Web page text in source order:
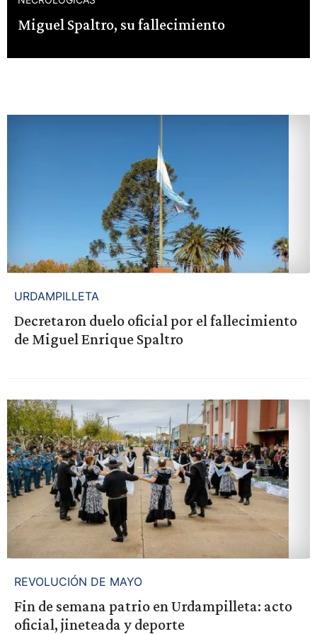
Miguel Spaltro, su fallecimiento
URDAMPILLETA
Decretaron duelo oficial por el fallecimiento
de Miguel Enrique Spaltro
REVOLUCIÓN DE MAYO
Fin de semana patrio en Urdampilleta: acto
oficial, jineteada y deporte